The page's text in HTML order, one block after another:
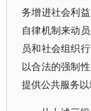
务增进社会利
自律机制来动
员和社会组织
以合法的强制
提供公共服务以